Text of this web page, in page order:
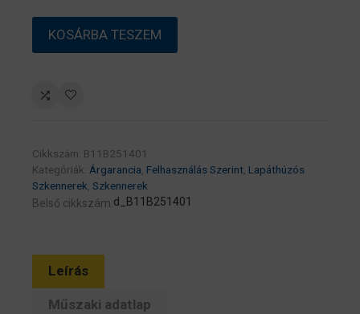
EPSON
WorkForce
mennyiség
KOSÁRBA TESZEM
Cikkszám: B11B251401
Kategóriák: Árgarancia Felhasználás Szerint Lapáthúzós
Szkennerek Szkennerek
Belső cikkszám:d_B11B251401
Leírás
Műszaki adatlap